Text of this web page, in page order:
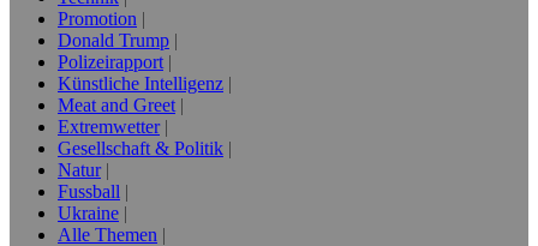
Promotion
Donald Trump
Polizeirapport
Künstliche Intelligenz
Meat and Greet
Extremwetter
Gesellschaft & Politik
Natur
Fussball
Ukraine
Alle Themen